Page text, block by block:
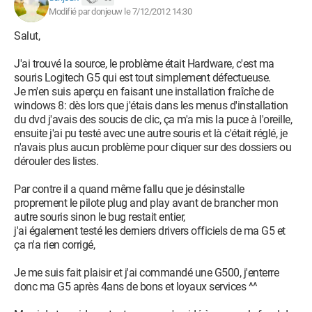
O23 - Service: @%SystemRoot%\system32\netprofm.dll,-202
(netprofm) - Unknown owner -
C:\Windows\System32\svchost.exe
(NlaSvc) - Unknown owner -
C:\Windows\System32\svchost.exe
O23 - Service: @%SystemRoot%\system32\nsisvc.dll,-200
(nsi) - Unknown owner - C:\Windows\system32\svchost.exe
O23 - Service: NVIDIA Display Driver Service (nvsvc) -
Unknown owner - C:\Windows\system32\nvvsvc.exe (file
missing)
O23 - Service: NVIDIA Update Service Daemon
(x86)\NVIDIA Corporation\NVIDIA Update Core\daemonu.exe
O23 - Service: O&O Defrag (OODefragAgent) - O&O Software
GmbH - C:\Program Files\OO Software\Defrag\oodag.exe
O23 - Service: @%SystemRoot%\system32\pnrpsvc.dll,-8004
(p2pimsvc) - Unknown owner -
O23 - Service: @%SystemRoot%\system32\p2psvc.dll,-8006
(p2psvc) - Unknown owner -
Modifié par donjeuw le 7/12/2012 14:30
Salut,
J'ai trouvé la source, le problème était Hardware, c'est ma
souris Logitech G5 qui est tout simplement défectueuse.
Je m'en suis aperçu en faisant une installation fraîche de
windows 8: dès lors que j'étais dans les menus d'installation
du dvd j'avais des soucis de clic, ça m'a mis la puce à l'oreille,
ensuite j'ai pu testé avec une autre souris et là c'était réglé, je
n'avais plus aucun problème pour cliquer sur des dossiers ou
dérouler des listes.
Par contre il a quand même fallu que je désinstalle
proprement le pilote plug and play avant de brancher mon
autre souris sinon le bug restait entier,
j'ai également testé les derniers drivers officiels de ma G5 et
ça n'a rien corrigé,
Je me suis fait plaisir et j'ai commandé une G500, j'enterre
donc ma G5 après 4ans de bons et loyaux services ^^